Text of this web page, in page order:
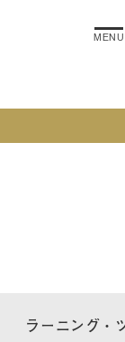
MENU
ラーニング・